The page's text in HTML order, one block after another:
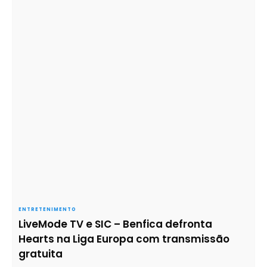
ENTRETENIMENTO
LiveMode TV e SIC – Benfica defronta
Hearts na Liga Europa com transmissão
gratuita